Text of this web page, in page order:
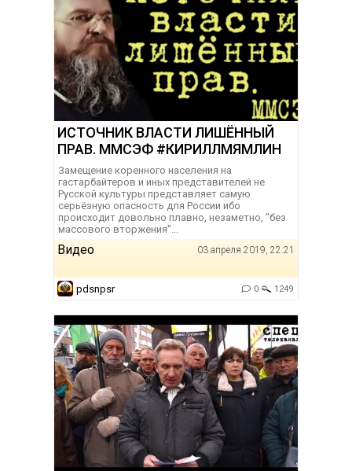
ИСТОЧНИК ВЛАСТИ ЛИШЁННЫЙ
ПРАВ. ММСЭФ #КИРИЛЛМЯМЛИН
Замещение коренного населения на
гастарбайтеров и иных представителей не
Русской культуры представляет самую
серьёзную опасность для России ибо
происходит довольно плавно, незаметно, "без
массового вторжения"...
Видео 03 апреля 2019, 22:21
pdsnpsr 0 1249